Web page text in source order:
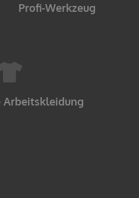
Profi-Werkzeug
Arbeitskleidung